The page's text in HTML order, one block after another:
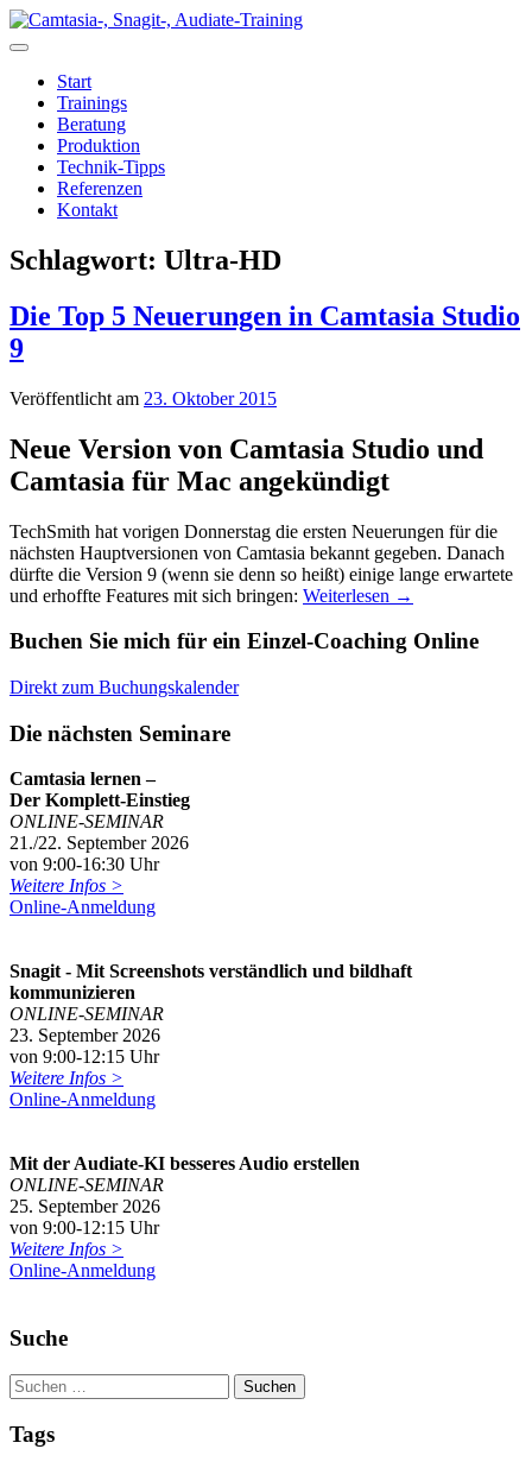
Zum
Inhalt
Start
Trainings
Beratung
Produktion
Technik-Tipps
Referenzen
Kontakt
Schlagwort: Ultra-HD
Die Top 5 Neuerungen in Camtasia Studio
9
Veröffentlicht am 23. Oktober 2015
Neue Version von Camtasia Studio und
Camtasia für Mac angekündigt
TechSmith hat vorigen Donnerstag die ersten Neuerungen für die
nächsten Hauptversionen von Camtasia bekannt gegeben. Danach
dürfte die Version 9 (wenn sie denn so heißt) einige lange erwartete
und erhoffte Features mit sich bringen: Weiterlesen →
Buchen Sie mich für ein Einzel-Coaching Online
Direkt zum Buchungskalender
Die nächsten Seminare
Camtasia lernen –
Der Komplett-Einstieg
ONLINE-SEMINAR
21./22. September 2026
von 9:00-16:30 Uhr
Weitere Infos >
Online-Anmeldung
Snagit - Mit Screenshots verständlich und bildhaft
kommunizieren
ONLINE-SEMINAR
23. September 2026
von 9:00-12:15 Uhr
Weitere Infos >
Online-Anmeldung
Mit der Audiate-KI besseres Audio erstellen
ONLINE-SEMINAR
25. September 2026
von 9:00-12:15 Uhr
Weitere Infos >
Online-Anmeldung
Suche
Tags